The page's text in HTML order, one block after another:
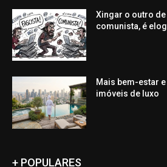
Xingar o outro
comunista, é
Mais bem-estar
imóveis de luxo
+ POPULARES